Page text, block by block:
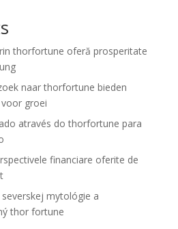
thorfortune oferă prosperitate
naar thorfortune bieden
groei
através do thorfortune para
financiare oferite de
mytológie a
thor fortune